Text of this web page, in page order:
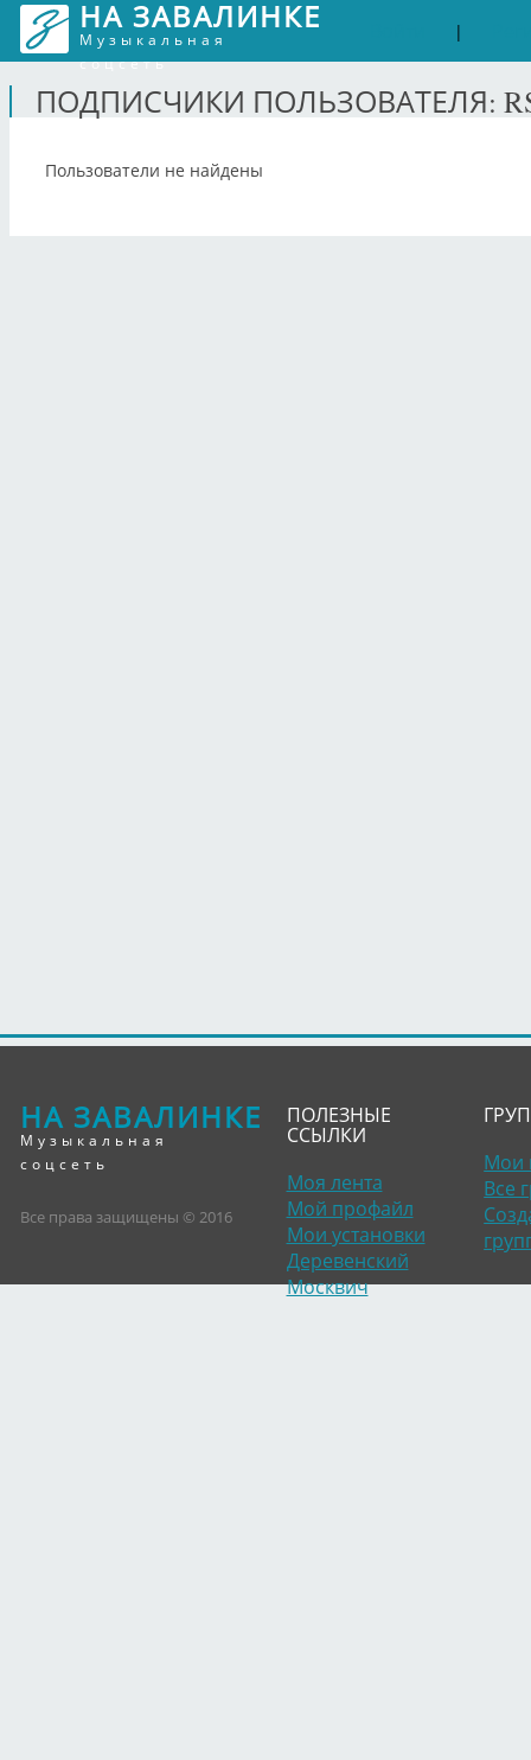
НА ЗАВАЛИНКЕ
Музыкальная
соцсеть
|
ПОДПИСЧИКИ ПОЛЬЗОВАТЕЛЯ:
Пользователи не найдены
НА ЗАВАЛИНКЕ
Музыкальная
соцсеть
Все права защищены © 2016
ПОЛЕЗНЫЕ
ССЫЛКИ
Моя лента
Мой профайл
Мои установки
Деревенский
Москвич
Мои
Все